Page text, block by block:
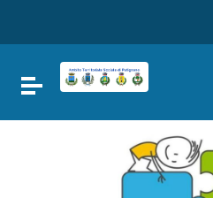
Vai al footer
Attiva / disattiva la navigazione